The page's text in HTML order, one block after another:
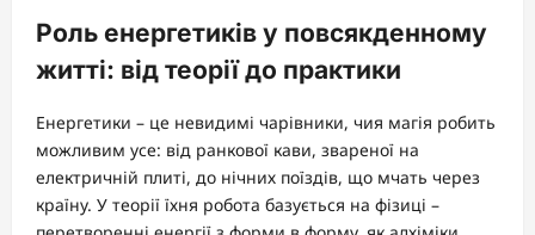
Роль енергетиків у повсякденному
житті: від теорії до практики
Енергетики – це невидимі чарівники, чия магія робить
можливим усе: від ранкової кави, звареної на
електричній плиті, до нічних поїздів, що мчать через
країну. У теорії їхня робота базується на фізиці –